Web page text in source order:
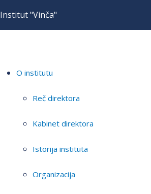
Institut "Vinča"
O institutu
Reč direktora
Kabinet direktora
Istorija instituta
Organizacija